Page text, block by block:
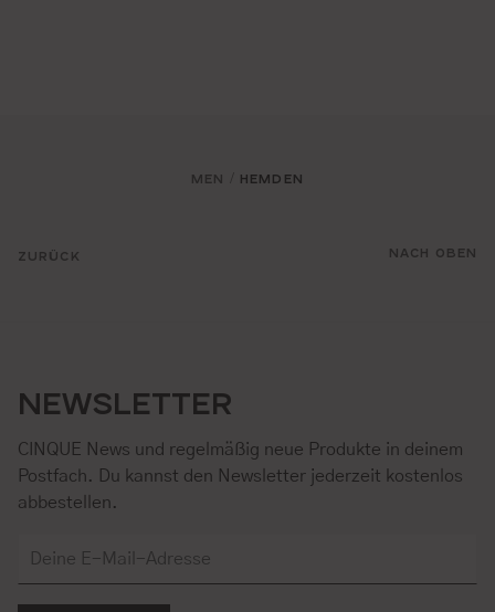
ZURÜCK
MEN HEMDEN
NACH OBEN
NEWSLETTER
CINQUE News und regelmäßig neue Produkte in deinem
Postfach. Du kannst den Newsletter jederzeit kostenlos
abbestellen.